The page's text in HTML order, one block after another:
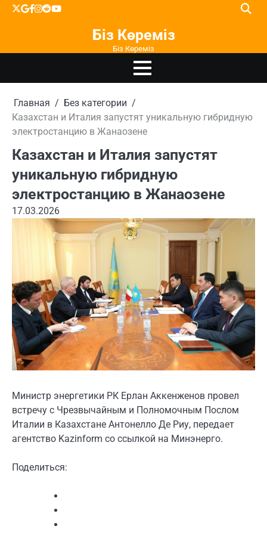
Перейти
X google
facebook
instagram
reddityoutube
Біз Көреміз
Біз Көреміз
Главная
Без категории
Казахстан и Италия запустят уникальную гибридную
электростанцию в Жанаозене
Казахстан и Италия запустят
уникальную гибридную
электростанцию в Жанаозене
17.03.2026
Министр энергетики РК Ерлан Аккенженов провел
встречу с Чрезвычайным и Полномочным Послом
Италии в Казахстане Антонелло Де Риу, передает
агентство Kazinform со ссылкой на Минэнерго.
Поделиться: